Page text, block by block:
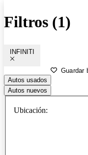
Filtros (1)
INFINITI
Guardar
Autos usados
Autos nuevos
Ubicación: